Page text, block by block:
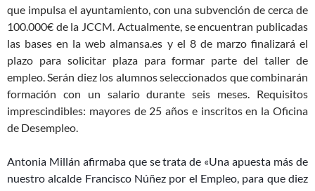
que impulsa el ayuntamiento, con una subvención de cerca de
100.000€ de la JCCM. Actualmente, se encuentran publicadas
las bases en la web almansa.es y el 8 de marzo finalizará el
plazo para solicitar plaza para formar parte del taller de
empleo. Serán diez los alumnos seleccionados que combinarán
formación con un salario durante seis meses. Requisitos
imprescindibles: mayores de 25 años e inscritos en la Oficina
de Desempleo.
Antonia Millán afirmaba que se trata de «Una apuesta más de
nuestro alcalde Francisco Núñez por el Empleo, para que diez